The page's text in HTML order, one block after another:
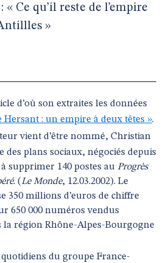
Ce qu’il reste de l’empire
»
d’où son extraites les données
Hersant : un empire à deux têtes ».
vient d’être nommé, Christian
plans sociaux, négociés depuis
supprimer 140 postes au Progrès
. (Le Monde, 12.03.2002). Le
350 millions d’euros de chiffre
650 000 numéros vendus
région Rhône-Alpes-Bourgogne
du groupe France-